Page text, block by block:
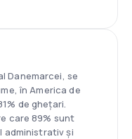
Danemarcei, se
în America de
de ghețari.
care 89% sunt
administrativ și